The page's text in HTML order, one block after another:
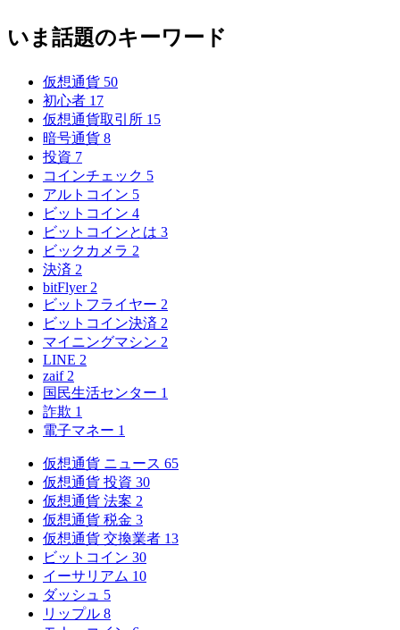
いま話題のキーワード
仮想通貨 50
初心者 17
仮想通貨取引所 15
暗号通貨 8
投資 7
コインチェック 5
アルトコイン 5
ビットコイン 4
ビットコインとは 3
ビックカメラ 2
決済 2
bitFlyer 2
ビットフライヤー 2
ビットコイン決済 2
マイニングマシン 2
LINE 2
zaif 2
国民生活センター 1
詐欺 1
電子マネー 1
仮想通貨 ニュース 65
仮想通貨 投資 30
仮想通貨 法案 2
仮想通貨 税金 3
仮想通貨 交換業者 13
ビットコイン 30
イーサリアム 10
ダッシュ 5
リップル 8